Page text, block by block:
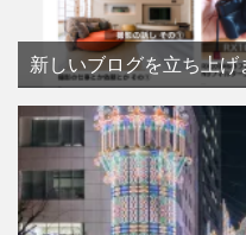
新しいブログを立ち上げ